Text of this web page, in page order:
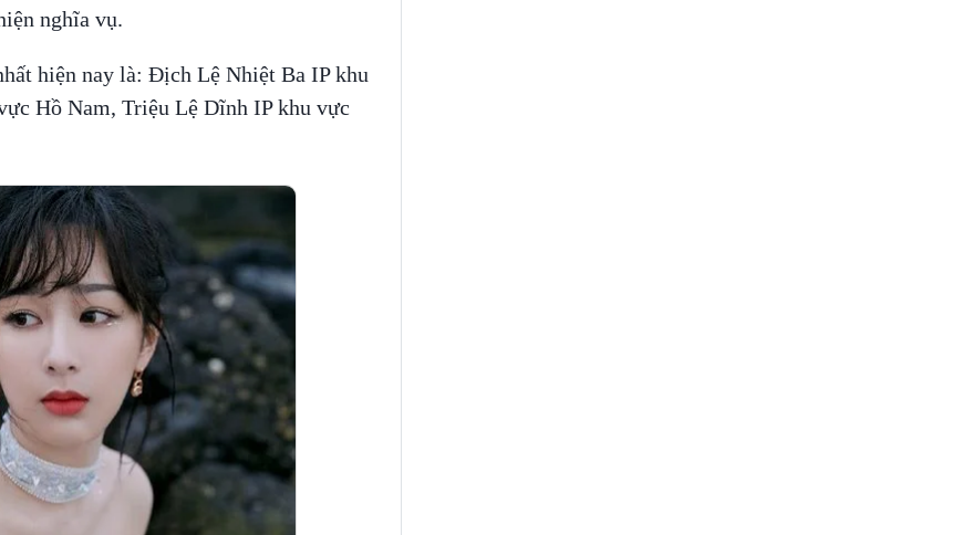
nghĩa vụ.
hiện nay là: Địch Lệ Nhiệt Ba IP khu
Hồ Nam, Triệu Lệ Dĩnh IP khu vực